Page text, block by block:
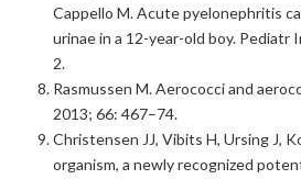
Cappello M. Acute pyelonephritis
urinae in a 12-year-old boy. Pediatr
2.
Rasmussen M. Aerococci and
2013; 66: 467–74.
Christensen JJ, Vibits H, Ursing J,
organism, a newly recognized